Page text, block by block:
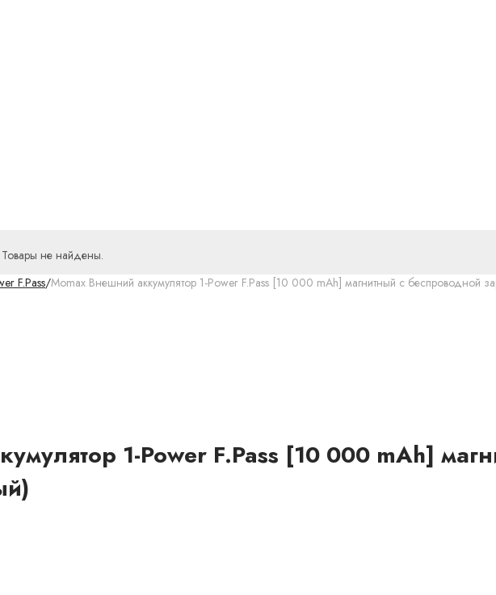
Товары не найдены.
F.Pass/Momax Внешний аккумулятор 1-Power F.Pass [10 000 mAh] магнитный с беспроводной
1-Power F.Pass [10 000 mAh]